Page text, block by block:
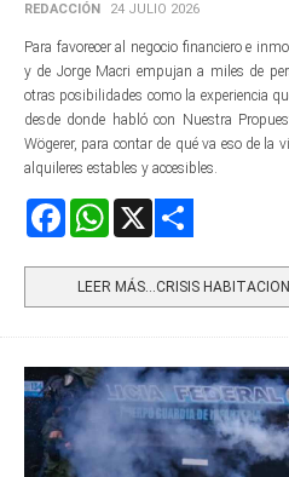
REDACCIÓN 24 JULIO 2026
Para favorecer al negocio financiero e
y de Jorge Macri empujan a miles de
otras posibilidades como la experiencia
desde donde habló con Nuestra
Wögerer, para contar de qué va eso de la
alquileres estables y accesibles.
FacebookWhatsApp
LEER MÁS…CRISIS